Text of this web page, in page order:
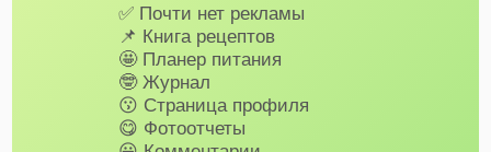
✅ Почти нет рекламы
📌 Книга рецептов
🤩 Планер питания
🤓 Журнал
😗 Страница профиля
😋 Фотоотчеты